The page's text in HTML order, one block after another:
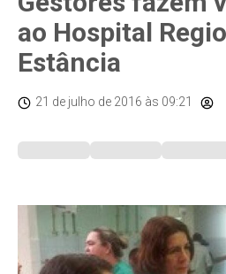
ao Hospital
Estância
21 de julho de 2016 às 09:21